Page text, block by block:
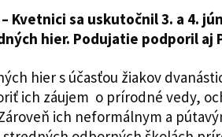
Kvetnici sa uskutočnil 3. a 4.
hier. Podujatie podporil aj
hier s účasťou žiakov
ich záujem o prírodné vedy,
ich neformálnym a